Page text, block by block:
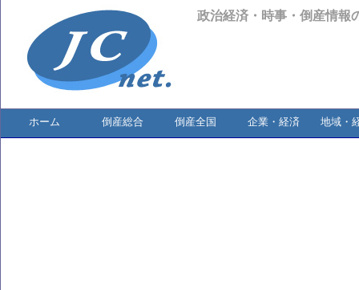
政治経済・時事・倒産情報
ホーム 倒産総合 倒産全国 企業・経済 地域・